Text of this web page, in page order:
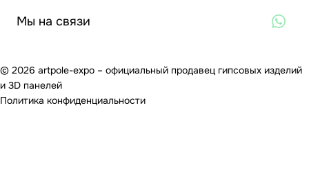
Мы на связи
© 2026 artpole-expo – официальный продавец гипсовых изделий
и 3D панелей
Политика конфиденциальности